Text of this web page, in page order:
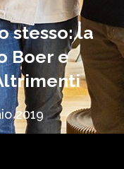
stesso: la
Boer e
2019